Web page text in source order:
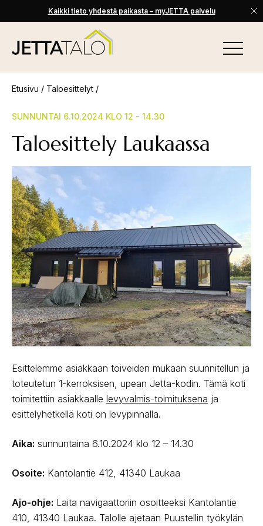
Kaikki tieto yhdestä paikasta – myJETTA palvelu
content
VALIKKO
Etusivu / Taloesittelyt /
SUNNUNTAI 6.10.2024 KLO 12 - 14.30
Taloesittely Laukaassa
Esittelemme asiakkaan toiveiden mukaan suunnitellun ja
toteutetun 1-kerroksisen, upean Jetta-kodin. Tämä koti
toimitettiin asiakkaalle levyvalmis-toimituksena ja
esittelyhetkellä koti on levypinnalla.
Aika: sunnuntaina 6.10.2024 klo 12 – 14.30
Osoite: Kantolantie 412, 41340 Laukaa
Ajo-ohje: Laita navigaattoriin osoitteeksi Kantolantie
410, 41340 Laukaa. Talolle ajetaan Puustellin työkylän